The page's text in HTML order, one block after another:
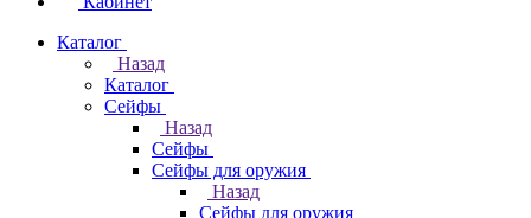
Каталог
Назад
Каталог
Cейфы
Назад
Cейфы
Cейфы для оружия
Назад
Cейфы для оружия